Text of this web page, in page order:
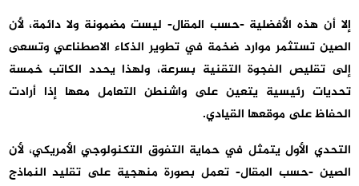
إلا أن هذه الأفضلية -حسب المقال- ليست مضمونة ولا دائمة، لأن
الصين تستثمر موارد ضخمة في تطوير الذكاء الاصطناعي وتسعى
إلى تقليص الفجوة التقنية بسرعة، ولهذا يحدد الكاتب خمسة
تحديات رئيسية يتعين على واشنطن التعامل معها إذا أرادت
الحفاظ على موقعها القيادي.
التحدي الأول يتمثل في حماية التفوق التكنولوجي الأمريكي، لأن
الصين -حسب المقال- تعمل بصورة منهجية على تقليد النماذج